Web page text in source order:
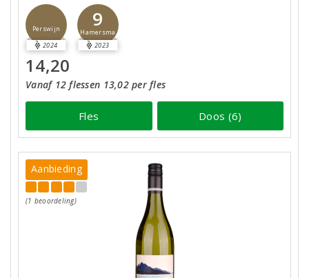
Perswijn
2024
9
Hamersma
2023
14,20
Vanaf 12 flessen 13,02 per fles
Fles Doos (6)
Aanbieding
(1 beoordeling)